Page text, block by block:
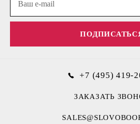
+7 (495) 419-
ЗАКАЗАТЬ